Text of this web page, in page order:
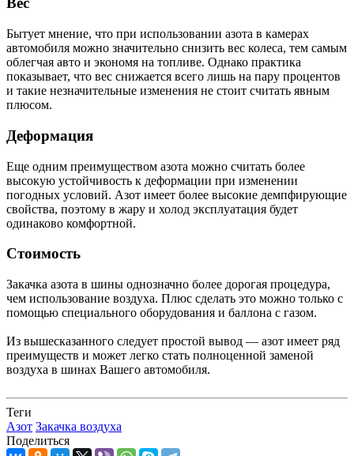
Бытует мнение, что при использовании азота в камерах
автомобиля можно значительно снизить вес колеса, тем самым
облегчая авто и экономя на топливе. Однако практика
показывает, что вес снижается всего лишь на пару процентов
и такие незначительные изменения не стоит считать явным
плюсом.
Деформация
Еще одним преимуществом азота можно считать более
высокую устойчивость к деформации при изменении
погодных условий. Азот имеет более высокие демпфирующие
свойства, поэтому в жару и холод эксплуатация будет
одинаково комфортной.
Стоимость
Закачка азота в шины однозначно более дорогая процедура,
чем использование воздуха. Плюс сделать это можно только с
помощью специального оборудования и баллона с газом.
Из вышесказанного следует простой вывод — азот имеет ряд
преимуществ и может легко стать полноценной заменой
воздуха в шинах Вашего автомобиля.
Теги
Азот Закачка воздуха
Поделиться